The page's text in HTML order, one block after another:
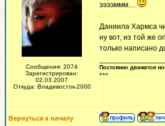
Сообщения: 2074
Зарегистрирован:
02.03.2007
Откуда: Владивосток-2000
ээээммм....
Даниила Хармса
ну вот, из той же
только написано
Постоянно движется
***
Вернуться к началу